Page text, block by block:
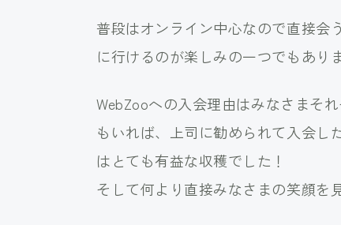
普段はオンライン中心なので直接会
に行けるのが楽しみの一つでもあり
WebZooへの入会理由はみなさまそ
もいれば、上司に勧められて入会し
はとても有益な収穫でした！
そして何より直接みなさまの笑顔を